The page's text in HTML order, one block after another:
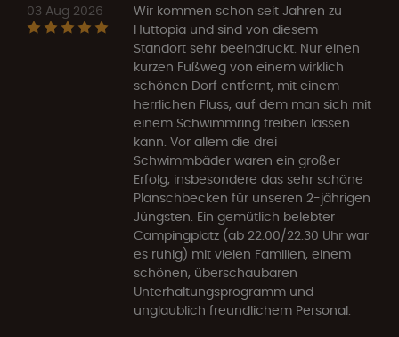
03 Aug 2026
Wir kommen schon seit Jahren zu
Huttopia und sind von diesem
Standort sehr beeindruckt. Nur einen
kurzen Fußweg von einem wirklich
schönen Dorf entfernt, mit einem
herrlichen Fluss, auf dem man sich mit
einem Schwimmring treiben lassen
kann. Vor allem die drei
Schwimmbäder waren ein großer
Erfolg, insbesondere das sehr schöne
Planschbecken für unseren 2-jährigen
Jüngsten. Ein gemütlich belebter
Campingplatz (ab 22:00/22:30 Uhr war
es ruhig) mit vielen Familien, einem
schönen, überschaubaren
Unterhaltungsprogramm und
unglaublich freundlichem Personal.